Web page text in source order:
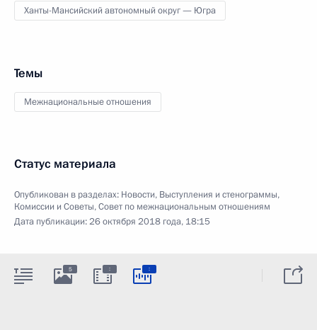
Ханты-Мансийский автономный округ — Югра
Темы
Межнациональные отношения
Статус материала
Опубликован в разделах: Новости, Выступления и стенограммы,
Комиссии и Советы,Совет по межнациональным отношениям
Дата публикации:26 октября 2018 года, 18:15
5 : :